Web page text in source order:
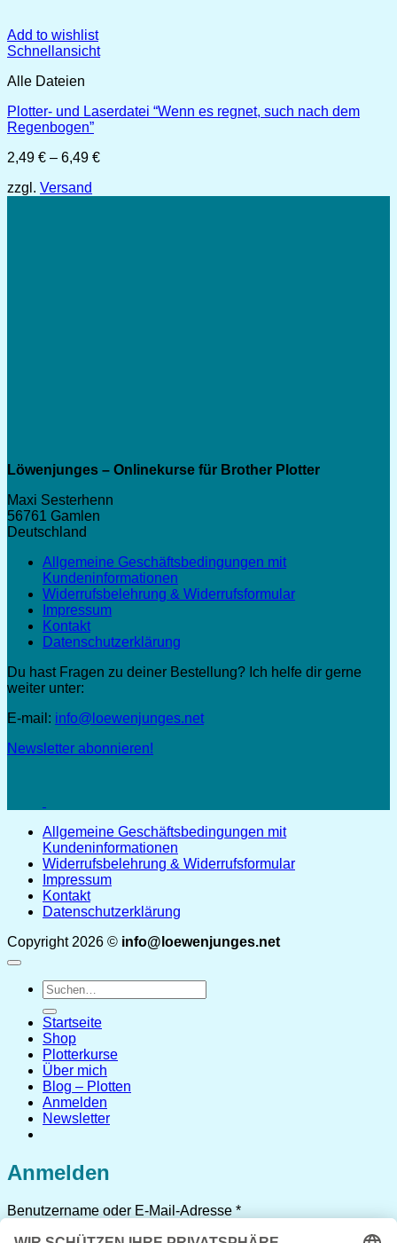
Add to wishlist
Schnellansicht
Alle Dateien
Plotter- und Laserdatei “Wenn es regnet, such nach dem
Regenbogen”
2,49 € – 6,49 €Preisspanne:
zzgl. Versand
Löwenjunges – Onlinekurse für Brother Plotter
Maxi Sesterhenn
56761 Gamlen
Deutschland
Allgemeine Geschäftsbedingungen mit
Kundeninformationen
Widerrufsbelehrung & Widerrufsformular
Impressum
Kontakt
Datenschutzerklärung
Du hast Fragen zu deiner Bestellung? Ich helfe dir gerne
weiter unter:
E-mail: info@loewenjunges.net
Newsletter abonnieren!
Allgemeine Geschäftsbedingungen mit
Kundeninformationen
Widerrufsbelehrung & Widerrufsformular
Impressum
Kontakt
Datenschutzerklärung
Copyright 2026 © info@loewenjunges.net
Suchen
nach:
Startseite
Shop
Plotterkurse
Über mich
Blog – Plotten
Anmelden
Newsletter
Anmelden
Benutzername oder E-Mail-Adresse *Erforderlich